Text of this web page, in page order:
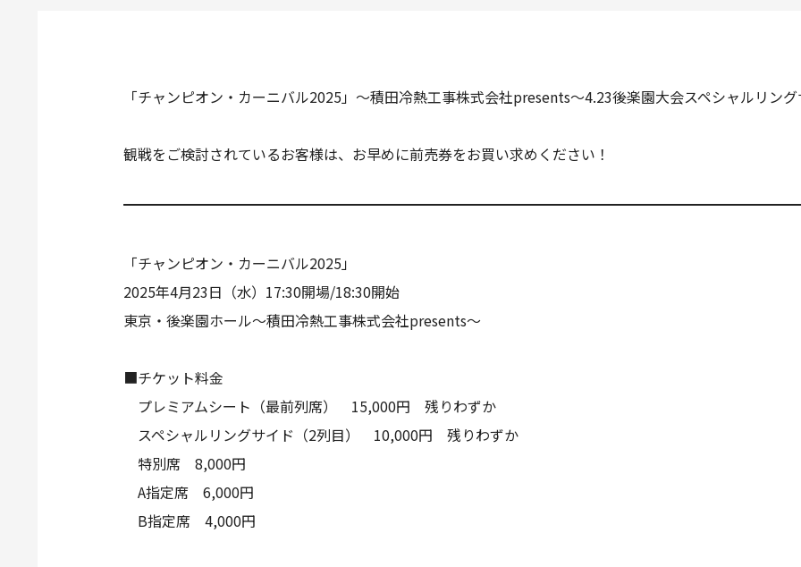
「チャンピオン・カーニバル2025」～積田冷熱工事株式会社presents～4.23後楽園大会スペシャルリン
観戦をご検討されているお客様は、お早めに前売券をお買い求めください！
「チャンピオン・カーニバル2025」
2025年4月23日（水）17:30開場/18:30開始
東京・後楽園ホール～積田冷熱工事株式会社presents～
■チケット料金
プレミアムシート（最前列席） 15,000円 残りわずか
スペシャルリングサイド（2列目） 10,000円 残りわずか
特別席 8,000円
A指定席 6,000円
B指定席 4,000円